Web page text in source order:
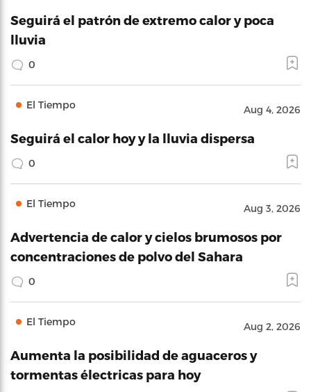
Seguirá el patrón de extremo calor y poca
lluvia
0
El Tiempo Aug 4, 2026
Seguirá el calor hoy y la lluvia dispersa
0
El Tiempo Aug 3, 2026
Advertencia de calor y cielos brumosos por
concentraciones de polvo del Sahara
0
El Tiempo Aug 2, 2026
Aumenta la posibilidad de aguaceros y
tormentas électricas para hoy